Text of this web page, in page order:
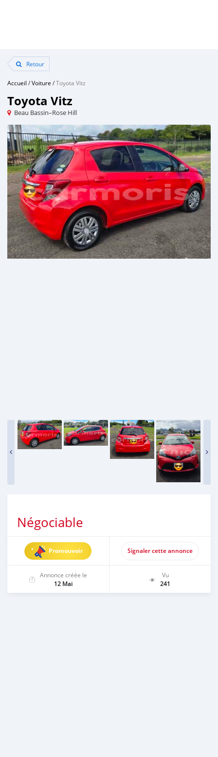
Retour
Accueil /Voiture /Toyota Vitz
Toyota Vitz
Beau Bassin–Rose Hill
Négociable
Promouvoir Signaler cette annonce
Annonce créée le
12 Mai
Vu
241